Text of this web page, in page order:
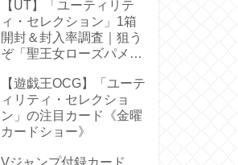
【UT】「ユーティリテ
ィ・セレクション」1箱
開封＆封入率調査｜狙う
ぞ「聖王女ローズパメ
【遊戯王OCG】「ユーテ
ィリティ・セレクショ
ン」の注目カード《金曜
カードショー》
Vジャンプ付録カード